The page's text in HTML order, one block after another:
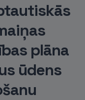
plāna
ūdens